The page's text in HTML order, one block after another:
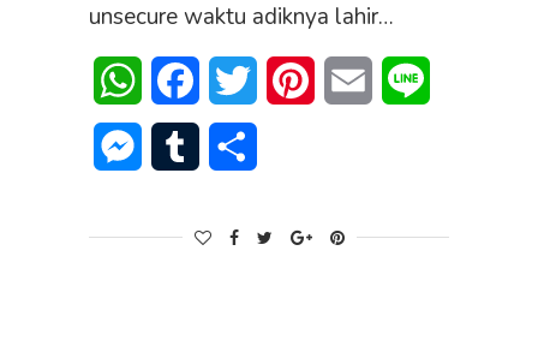
unsecure waktu adiknya lahir…
WhatsAppFacebookTwitter PinterestEmail
Messenger
Tumblr